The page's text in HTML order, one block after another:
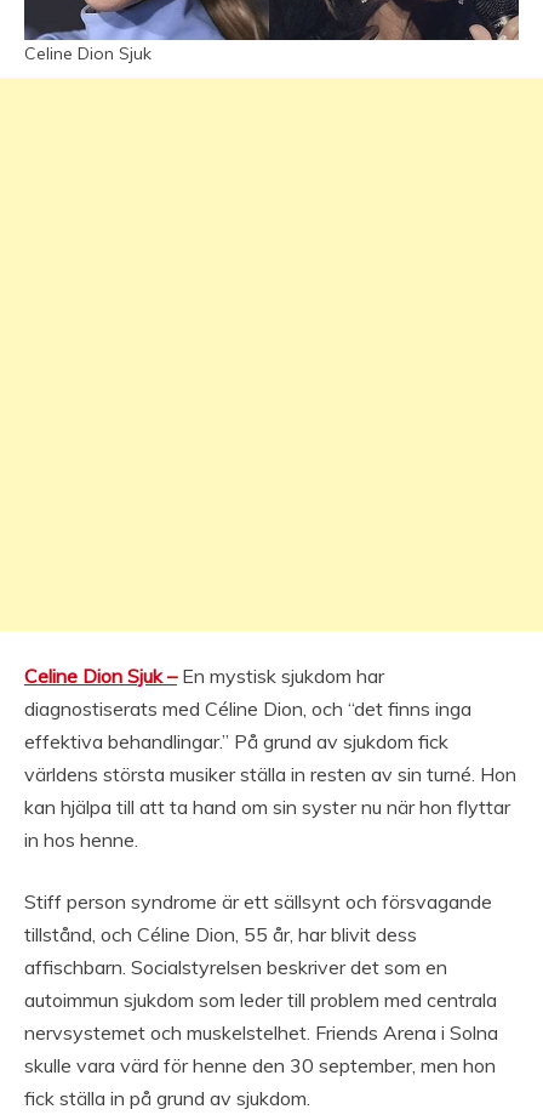
Celine Dion Sjuk
Celine Dion Sjuk –En mystisk sjukdom har
diagnostiserats med Céline Dion, och “det finns inga
effektiva behandlingar.” På grund av sjukdom fick
världens största musiker ställa in resten av sin turné. Hon
kan hjälpa till att ta hand om sin syster nu när hon flyttar
in hos henne.
Stiff person syndrome är ett sällsynt och försvagande
tillstånd, och Céline Dion, 55 år, har blivit dess
affischbarn. Socialstyrelsen beskriver det som en
autoimmun sjukdom som leder till problem med centrala
nervsystemet och muskelstelhet. Friends Arena i Solna
skulle vara värd för henne den 30 september, men hon
fick ställa in på grund av sjukdom.